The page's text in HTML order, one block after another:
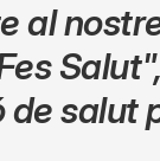
al
Salut",
salut